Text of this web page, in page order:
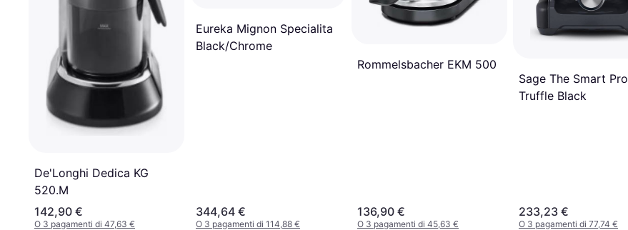
De'Longhi Dedica KG
520.M
142,90 €
O 3 pagamenti di 47,63 €
Eureka Mignon Specialita
Black/Chrome
344,64 €
O 3 pagamenti di 114,88 €
Rommelsbacher EKM 500
136,90 €
O 3 pagamenti di 45,63 €
Sage The Smart Pro
Truffle Black
233,23 €
O 3 pagamenti di 77,74 €